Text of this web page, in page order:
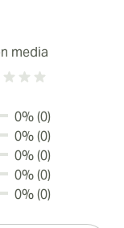
media
0% (0)
0% (0)
0% (0)
0% (0)
0% (0)